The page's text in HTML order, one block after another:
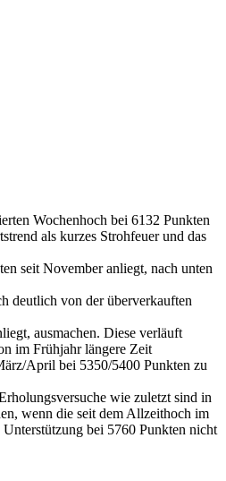
Wochenhoch bei 6132 Punkten
als kurzes Strohfeuer und das
seit November anliegt, nach unten
deutlich von der überverkauften
ausmachen. Diese verläuft
im Frühjahr längere Zeit
April bei 5350/5400 Punkten zu
wie zuletzt sind in
wenn die seit dem Allzeithoch im
bei 5760 Punkten nicht